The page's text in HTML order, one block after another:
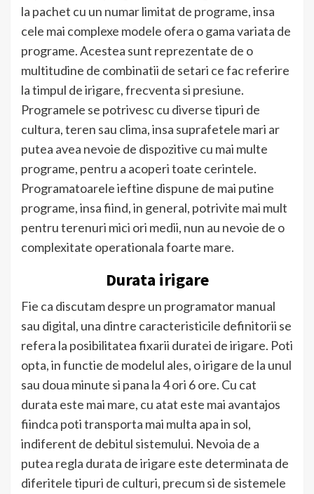
la pachet cu un numar limitat de programe, insa
cele mai complexe modele ofera o gama variata de
programe. Acestea sunt reprezentate de o
multitudine de combinatii de setari ce fac referire
la timpul de irigare, frecventa si presiune.
Programele se potrivesc cu diverse tipuri de
cultura, teren sau clima, insa suprafetele mari ar
putea avea nevoie de dispozitive cu mai multe
programe, pentru a acoperi toate cerintele.
Programatoarele ieftine dispune de mai putine
programe, insa fiind, in general, potrivite mai mult
pentru terenuri mici ori medii, nun au nevoie de o
complexitate operationala foarte mare.
Durata irigare
Fie ca discutam despre un programator manual
sau digital, una dintre caracteristicile definitorii se
refera la posibilitatea fixarii duratei de irigare. Poti
opta, in functie de modelul ales, o irigare de la unul
sau doua minute si pana la 4 ori 6 ore. Cu cat
durata este mai mare, cu atat este mai avantajos
fiindca poti transporta mai multa apa in sol,
indiferent de debitul sistemului. Nevoia de a
putea regla durata de irigare este determinata de
diferitele tipuri de culturi, precum si de sistemele